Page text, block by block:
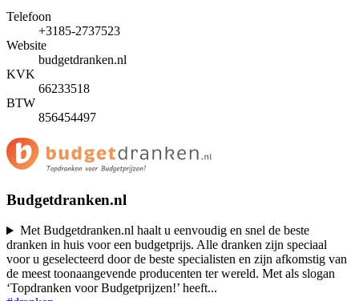
Telefoon
+3185-2737523
Website
budgetdranken.nl
KVK
66233518
BTW
856454497
Budgetdranken.nl
Met Budgetdranken.nl haalt u eenvoudig en snel de beste
dranken in huis voor een budgetprijs. Alle dranken zijn speciaal
voor u geselecteerd door de beste specialisten en zijn afkomstig van
de meest toonaangevende producenten ter wereld. Met als slogan
‘Topdranken voor Budgetprijzen!’ heeft...